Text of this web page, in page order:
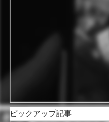
ピックアップ記事